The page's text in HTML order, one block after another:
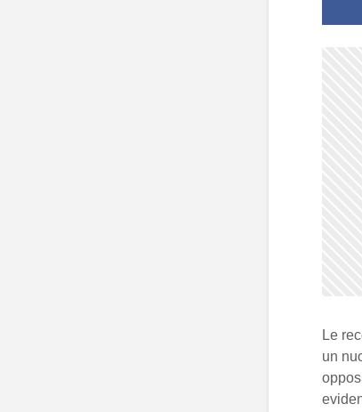
Le
un